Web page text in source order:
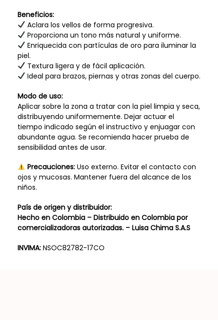
Beneficios:
Aclara los vellos de forma progresiva.
Proporciona un tono más natural y uniforme.
Enriquecida con partículas de oro para iluminar la
piel.
Textura ligera y de fácil aplicación.
Ideal para brazos, piernas y otras zonas del cuerpo.
Modo de uso:
Aplicar sobre la zona a tratar con la piel limpia y seca,
distribuyendo uniformemente. Dejar actuar el
tiempo indicado según el instructivo y enjuagar con
abundante agua. Se recomienda hacer prueba de
sensibilidad antes de usar.
Precauciones:Uso externo. Evitar el contacto con
ojos y mucosas. Mantener fuera del alcance de los
niños.
País de origen y distribuidor:
Hecho en Colombia – Distribuido en Colombia por
comercializadoras autorizadas. – Luisa Chima S.A.S
INVIMA:NSOC82782-17CO